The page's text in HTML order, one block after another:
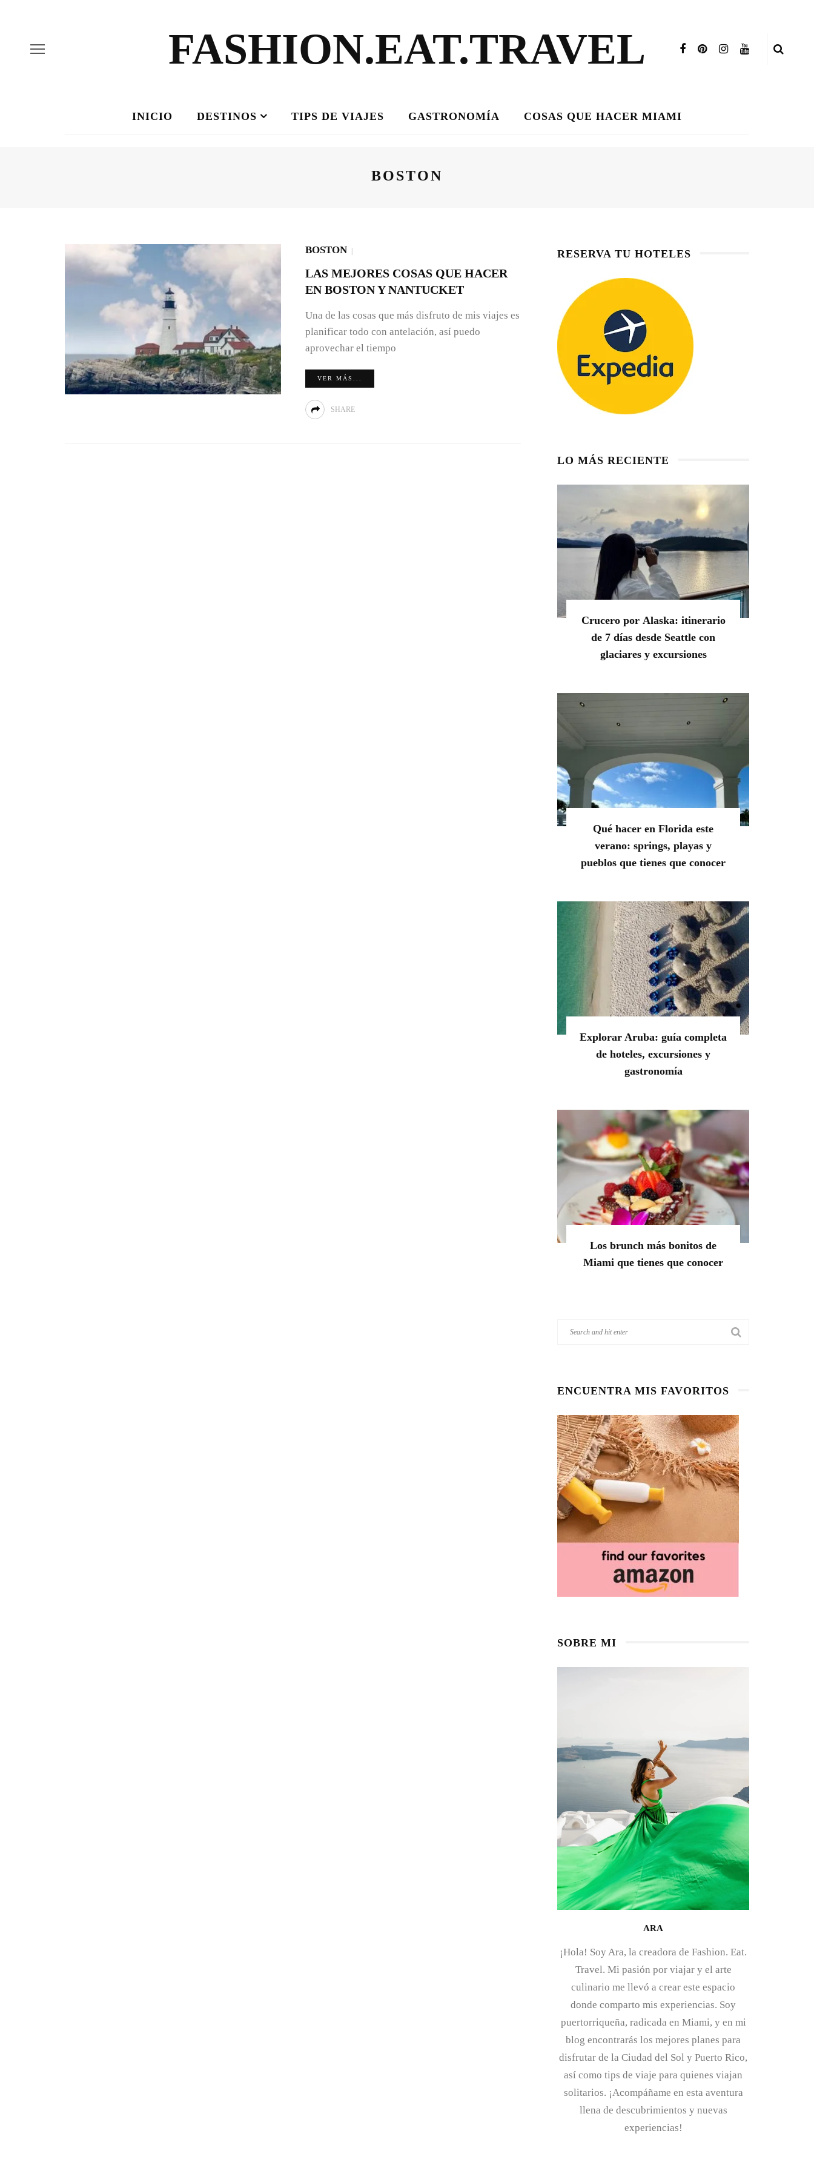
FASHION.EAT.TRAVEL
INICIO DESTINOS TIPS DE VIAJES GASTRONOMÍA COSAS QUE HACER MIAMI
BOSTON
BOSTON
LAS MEJORES COSAS QUE HACER
EN BOSTON Y NANTUCKET
Una de las cosas que más disfruto de mis viajes es
planificar todo con antelación, así puedo
aprovechar el tiempo
VER MÁS...
SHARE
RESERVA TU HOTELES
LO MÁS RECIENTE
Crucero por Alaska: itinerario
de 7 días desde Seattle con
glaciares y excursiones
Qué hacer en Florida este
verano: springs, playas y
pueblos que tienes que conocer
Explorar Aruba: guía completa
de hoteles, excursiones y
gastronomía
Los brunch más bonitos de
Miami que tienes que conocer
ENCUENTRA MIS FAVORITOS
SOBRE MI
ARA
¡Hola! Soy Ara, la creadora de Fashion. Eat.
Travel. Mi pasión por viajar y el arte
culinario me llevó a crear este espacio
donde comparto mis experiencias. Soy
puertorriqueña, radicada en Miami, y en mi
blog encontrarás los mejores planes para
disfrutar de la Ciudad del Sol y Puerto Rico,
así como tips de viaje para quienes viajan
solitarios. ¡Acompáñame en esta aventura
llena de descubrimientos y nuevas
experiencias!